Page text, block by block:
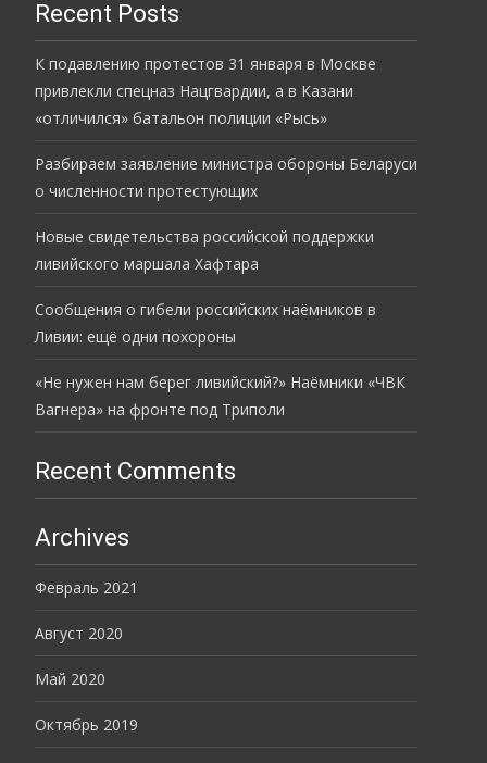
Recent Posts
К подавлению протестов 31 января в Москве
привлекли спецназ Нацгвардии, а в Казани
«отличился» батальон полиции «Рысь»
Разбираем заявление министра обороны Беларуси
о численности протестующих
Новые свидетельства российской поддержки
ливийского маршала Хафтара
Сообщения о гибели российских наёмников в
Ливии: ещё одни похороны
«Не нужен нам берег ливийский?» Наёмники «ЧВК
Вагнера» на фронте под Триполи
Recent Comments
Archives
Февраль 2021
Август 2020
Май 2020
Октябрь 2019